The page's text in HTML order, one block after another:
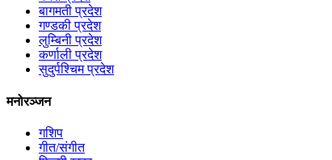
बागमती प्रदेश
गण्डकी प्रदेश
लुम्बिनी प्रदेश
कर्णाली प्रदेश
सुदुर्पश्चिम प्रदेश
मनोरञ्जन
गशिप
गीत/संगीत